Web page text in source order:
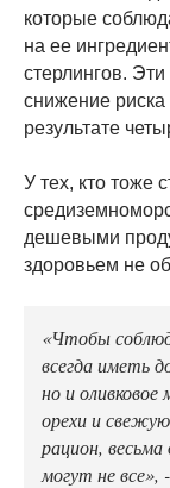
которые
на ее
стерлингов.
снижение риска
результате
У тех, кто тоже
дешевыми
здоровьем не
«Чтобы
всегда иметь
но и
орехи и
рацион,
могут не